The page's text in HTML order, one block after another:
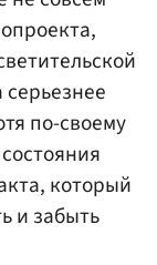
по-своему
который
и забыть